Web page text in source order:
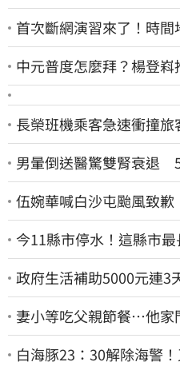
首次斷網演習來了！時
中元普度怎麼拜？楊登
長榮班機乘客急速衝撞
男暈倒送醫驚雙腎衰退
伍婉華喊白沙屯颱風致
今11縣市停水！這縣市
政府生活補助5000元連3
妻小等吃父親節餐⋯他家
男一路向南撞死人收押
白海豚23：30解除海警